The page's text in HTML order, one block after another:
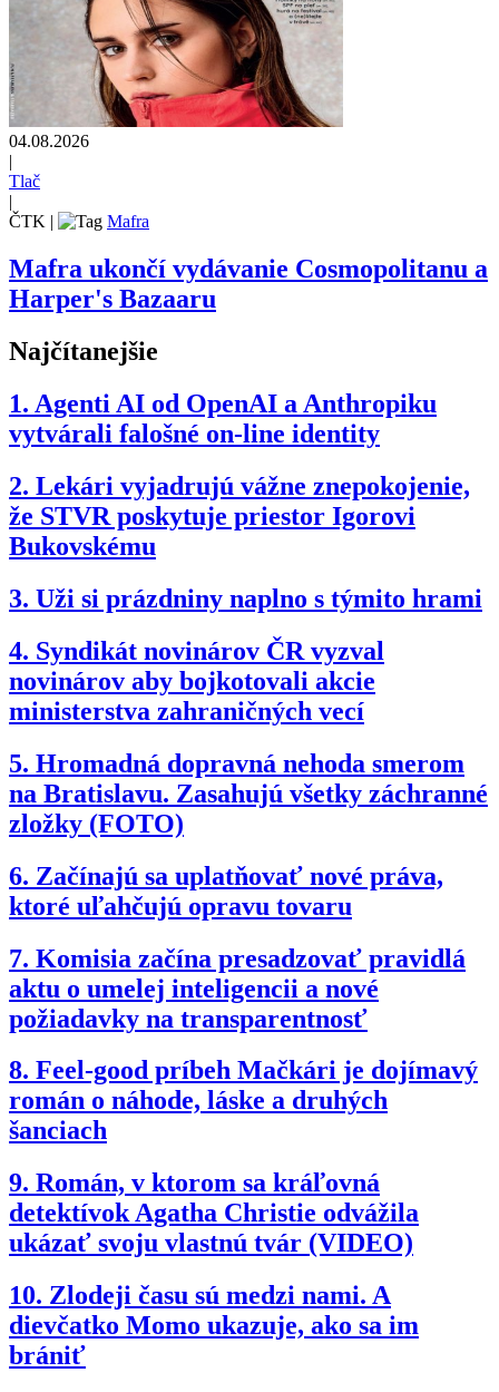
04.08.2026
|
Tlač
|
ČTK | Mafra
Mafra ukončí vydávanie Cosmopolitanu a
Harper's Bazaaru
Najčítanejšie
1. Agenti AI od OpenAI a Anthropiku
vytvárali falošné on-line identity
2. Lekári vyjadrujú vážne znepokojenie,
že STVR poskytuje priestor Igorovi
Bukovskému
3. Uži si prázdniny naplno s týmito hrami
4. Syndikát novinárov ČR vyzval
novinárov aby bojkotovali akcie
ministerstva zahraničných vecí
5. Hromadná dopravná nehoda smerom
na Bratislavu. Zasahujú všetky záchranné
zložky (FOTO)
6. Začínajú sa uplatňovať nové práva,
ktoré uľahčujú opravu tovaru
7. Komisia začína presadzovať pravidlá
aktu o umelej inteligencii a nové
požiadavky na transparentnosť
8. Feel-good príbeh Mačkári je dojímavý
román o náhode, láske a druhých
šanciach
9. Román, v ktorom sa kráľovná
detektívok Agatha Christie odvážila
ukázať svoju vlastnú tvár (VIDEO)
10. Zlodeji času sú medzi nami. A
dievčatko Momo ukazuje, ako sa im
brániť